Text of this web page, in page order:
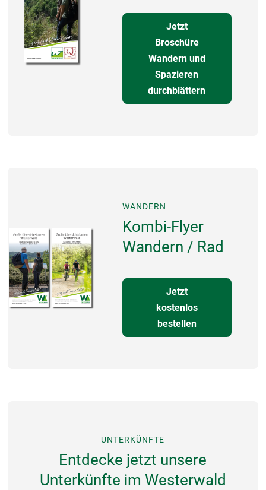
Jetzt
Broschüre
Wandern und
Spazieren
durchblättern
WANDERN
Kombi-Flyer
Wandern / Rad
Jetzt
kostenlos
bestellen
UNTERKÜNFTE
Entdecke jetzt unsere
Unterkünfte im Westerwald